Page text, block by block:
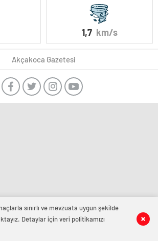
1,7 km/s
Akçakoca Gazetesi
sınırlı ve mevzuata uygun şekilde
Detaylar için veri politikamızı